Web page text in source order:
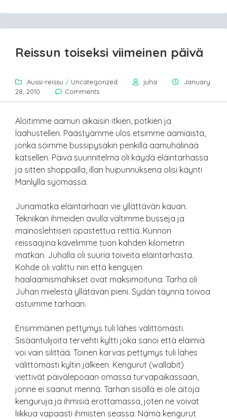
Reissun toiseksi viimeinen päivä
Aussi-reissu / Uncategorized juha
January
28, 2010
Comments
Aloitimme aamun aikaisin itkien, potkien ja
laahustellen. Päästyämme ulos etsimme aamiaista,
jonka söimme bussipysäkin penkillä aamuhälinää
katsellen. Päivä suunnitelma oli käydä eläintarhassa
ja sitten shoppailla, illan huipunnuksena olisi käynti
Manlyllä syömässä.
Junamatka eläintarhaan vie yllättävän kauan.
Tekniikan ihmeiden avulla vältimme busseja ja
mainoslehtisen opastettua reittiä. Kunnon
reissaajina kävelimme tuon kahden kilometrin
matkan. Juhalla oli suuria toiveita eläintarhasta.
Kohde oli valittu niin että kengujen
haalaamismahikset ovat maksimoituna. Tarha oli
Juhan mielestä yllätävän pieni. Sydän täynnä toivoa
astuimme tarhaan.
Ensimmäinen pettymys tuli lähes välittömästi.
Sisääntulijoita tervehti kyltti joka sanoi että eläimiä
voi vain silittää. Toinen karvas pettymys tuli lähes
välittömästi kyltin jälkeen. Kengurut (wallabit)
viettivät päivälepoaan omassa turvapaikassaan,
jonne ei saanut mennä. Tarhan sisällä ei ole aitoja
kenguruja ja ihmisiä erottamassa, joten ne voivat
liikkua vapaasti ihmisten seassa. Nämä kengurut